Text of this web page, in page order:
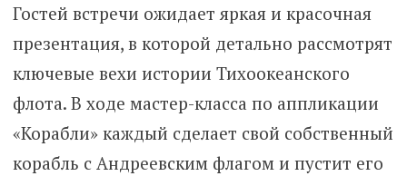
Гостей встречи ожидает яркая и красочная
презентация, в которой детально рассмотрят
ключевые вехи истории Тихоокеанского
флота. В ходе мастер-класса по аппликации
«Корабли» каждый сделает свой собственный
корабль с Андреевским флагом и пустит его